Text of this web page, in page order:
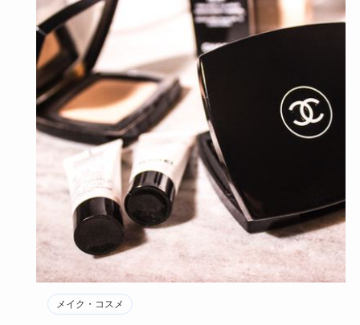
メイク・コスメ